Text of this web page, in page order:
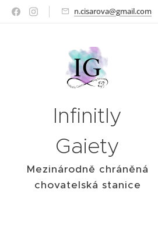
n.cisarova@gmail.com
Infinitly
Gaiety
Mezinárodně chráněná
chovatelská stanice